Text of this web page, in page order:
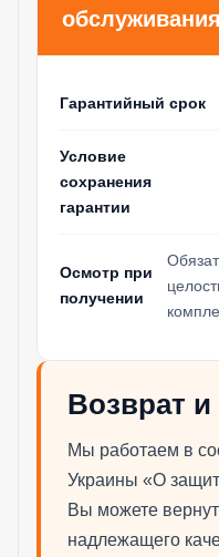
обслуживания
Гарантийный срок
Условие
сохранения
гарантии
Осмотр при
получении
Возврат
Мы работаем в
Украины «О
Вы можете
надлежащего